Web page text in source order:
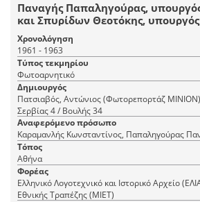
Παναγής Παπαληγούρας,
και Σπυρίδων Θεοτόκης, υπουργός
κυβέρνησης Κ. Καραμανλή.
Χρονολόγηση
1961 - 1963
Τύπος τεκμηρίου
Φωτοαρνητικό
Δημιουργός
Πατσιαβός, Αντώνιος (Φωτορεπορτάζ ΜΙΝΙΟΝ) Αθήνα, Καραγεώργη
Σερβίας 4 / Βουλής 34
Αναφερόμενο πρόσωπο
Καραμανλής Κωνσταντίνος, Παπαληγούρας
Τόπος
Αθήνα
Φορέας
Ελληνικό Λογοτεχνικό και Ιστορικό Αρχείο
Εθνικής Τραπέζης (ΜΙΕΤ)